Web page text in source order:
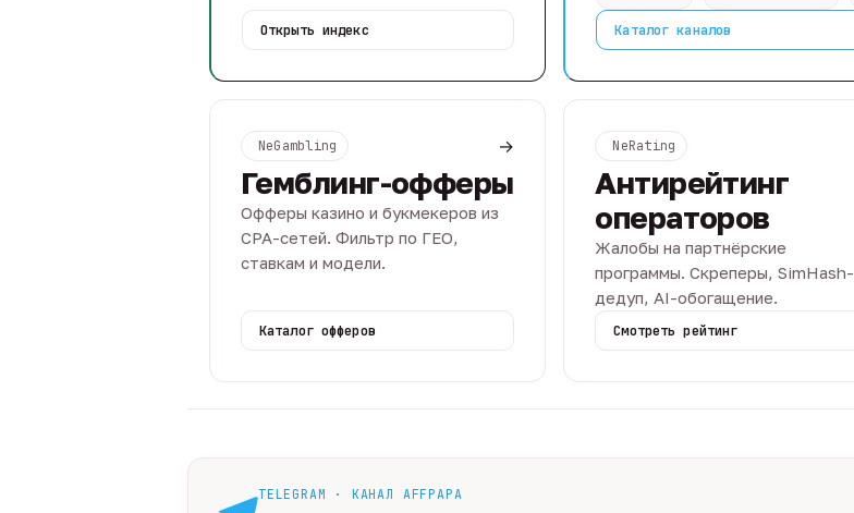
Открыть индекс Каталог каналов
NeGambling →
Гемблинг-офферы
Офферы казино и букмекеров из
CPA-сетей. Фильтр по ГЕО,
ставкам и модели.
Каталог офферов
NeRating
Антирейтинг
операторов
Жалобы на партнёрские
программы. Скреперы, SimHash-
дедуп, AI-обогащение.
Смотреть рейтинг
TELEGRAM · КАНАЛ AFFPAPA